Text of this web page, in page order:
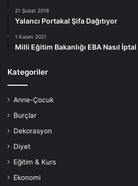
21 Şubat 2018
Yalancı Portakal Şifa Dağıtıyor
1 Kasım 2021
Milli Eğitim Bakanlığı EBA Nasıl
Kategoriler
Anne-Çocuk
Burçlar
Dekorasyon
Diyet
Eğitim & Kurs
Ekonomi